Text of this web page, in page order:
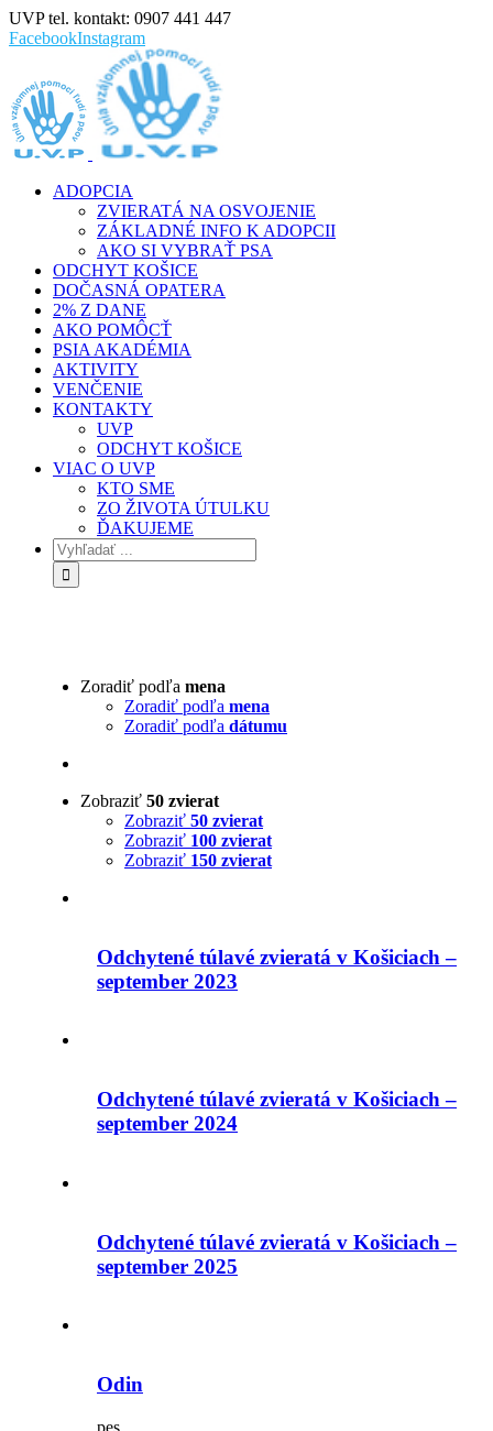
UVP tel. kontakt: 0907 441 447
FacebookInstagram
ADOPCIA
ZVIERATÁ NA OSVOJENIE
ZÁKLADNÉ INFO K ADOPCII
AKO SI VYBRAŤ PSA
ODCHYT KOŠICE
DOČASNÁ OPATERA
2% Z DANE
AKO POMÔCŤ
PSIA AKADÉMIA
AKTIVITY
VENČENIE
KONTAKTY
UVP
ODCHYT KOŠICE
VIAC O UVP
KTO SME
ZO ŽIVOTA ÚTULKU
ĎAKUJEME
Zoradiť podľa mena
Zoradiť podľa mena
Zoradiť podľa dátumu
Zobraziť 50 zvierat
Zobraziť 50 zvierat
Zobraziť 100 zvierat
Zobraziť 150 zvierat
Odchytené túlavé zvieratá v Košiciach –
september 2023
Odchytené túlavé zvieratá v Košiciach –
september 2024
Odchytené túlavé zvieratá v Košiciach –
september 2025
Odin
pes